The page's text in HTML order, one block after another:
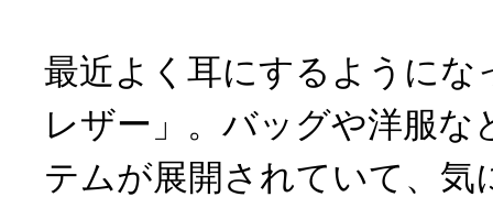
最近よく耳にするようにな
レザー」。バッグや洋服な
テムが展開されていて、気